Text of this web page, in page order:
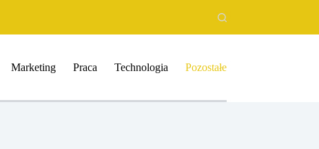
Marketing Praca Technologia Pozostałe